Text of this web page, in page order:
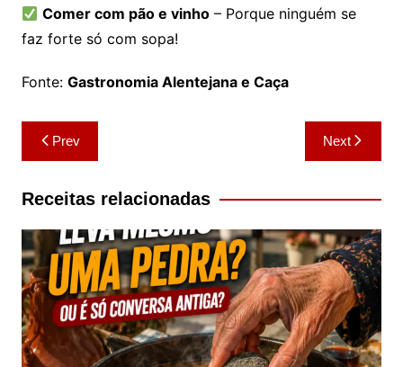
Comer com pão e vinho – Porque ninguém se
faz forte só com sopa!
Fonte: Gastronomia Alentejana e Caça
Navegação
de
artigos
Prev Next
Receitas relacionadas